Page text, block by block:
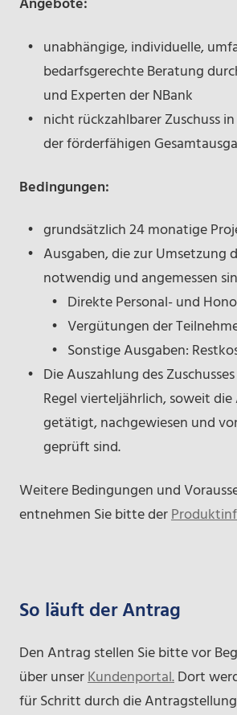
unabhängige, individuelle,
bedarfsgerechte Beratung
und Experten der NBank
nicht rückzahlbarer Zuschuss
der förderfähigen
Bedingungen:
grundsätzlich 24 monatige
Ausgaben, die zur Umsetzung
notwendig und angemessen
Direkte Personal- und
Vergütungen der
Sonstige Ausgaben:
Die Auszahlung des
Regel vierteljährlich, soweit die
getätigt, nachgewiesen und
geprüft sind.
Weitere Bedingungen und
entnehmen Sie bitte der
So läuft der Antrag
Den Antrag stellen Sie bitte vor
über unserKundenportal.Dort
für Schritt durch die